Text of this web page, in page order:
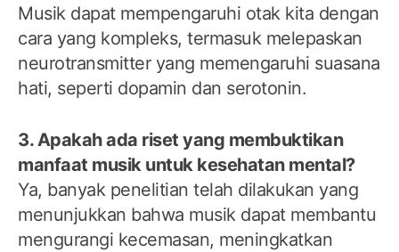
Musik dapat mempengaruhi otak kita dengan
cara yang kompleks, termasuk melepaskan
neurotransmitter yang memengaruhi suasana
hati, seperti dopamin dan serotonin.
3. Apakah ada riset yang membuktikan
manfaat musik untuk kesehatan mental?
Ya, banyak penelitian telah dilakukan yang
menunjukkan bahwa musik dapat membantu
mengurangi kecemasan, meningkatkan